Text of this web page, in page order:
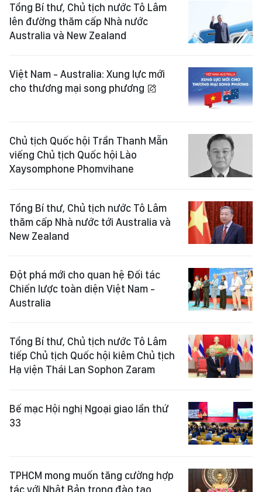
Tổng Bí thư, Chủ tịch nước Tô Lâm
lên đường thăm cấp Nhà nước
Australia và New Zealand
Việt Nam - Australia: Xung lực mới
cho thương mại song phương
Chủ tịch Quốc hội Trần Thanh Mẫn
viếng Chủ tịch Quốc hội Lào
Xaysomphone Phomvihane
Tổng Bí thư, Chủ tịch nước Tô Lâm
thăm cấp Nhà nước tới Australia và
New Zealand
Đột phá mới cho quan hệ Đối tác
Chiến lược toàn diện Việt Nam -
Australia
Tổng Bí thư, Chủ tịch nước Tô Lâm
tiếp Chủ tịch Quốc hội kiêm Chủ tịch
Hạ viện Thái Lan Sophon Zaram
Bế mạc Hội nghị Ngoại giao lần thứ
33
TPHCM mong muốn tăng cường hợp
tác với Nhật Bản trong đào tạo